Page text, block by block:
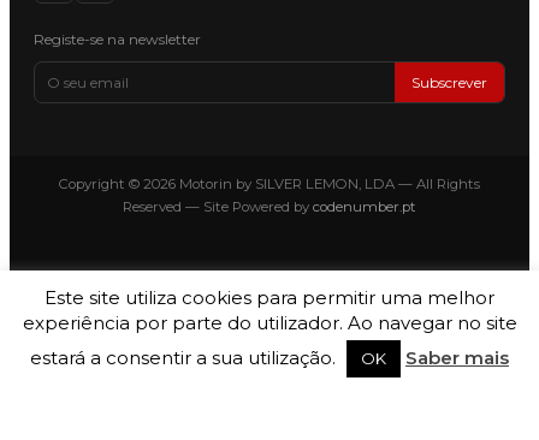
Registe-se na newsletter
Subscrever
Copyright © 2026 Motorin by SILVER LEMON, LDA — All Rights
Reserved — Site Powered by codenumber.pt
Este site utiliza cookies para permitir uma melhor
experiência por parte do utilizador. Ao navegar no site
estará a consentir a sua utilização.
OK Saber mais